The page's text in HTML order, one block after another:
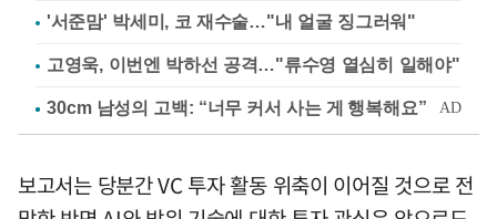
'서준맘' 박세미, 코 재수술…"내 얼굴 징그러워"
고영욱, 이번엔 박하선 공격…"류수영 열심히 일해야"
보고서는 당분간 VC 투자 활동 위축이 이어질 것으로 전